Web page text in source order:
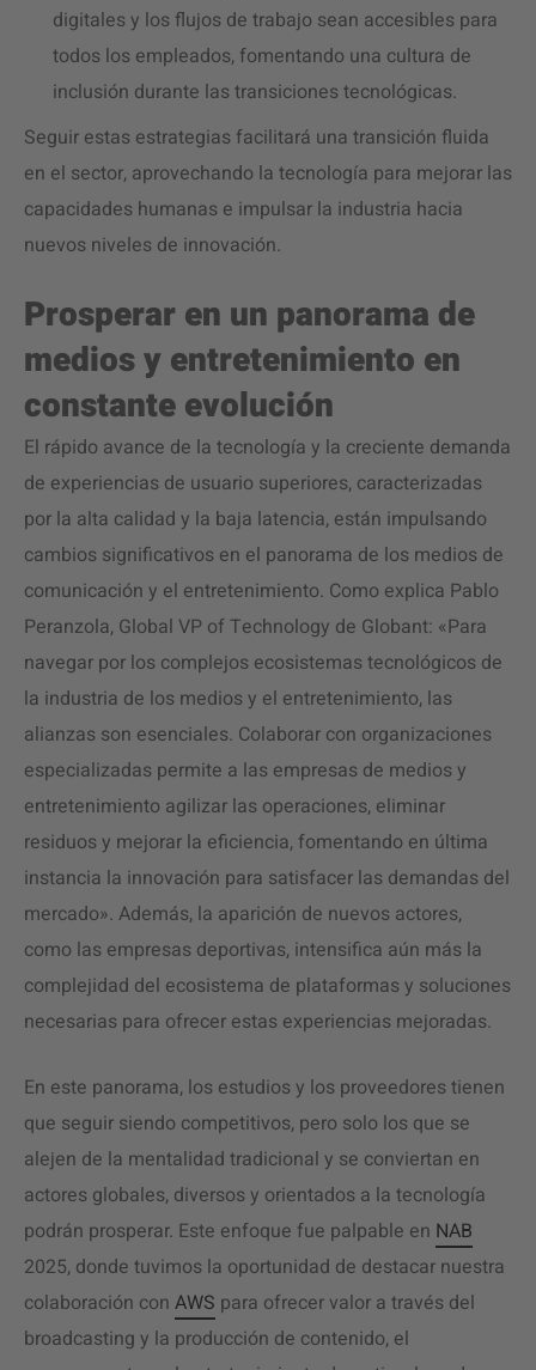
digitales y los flujos de trabajo sean accesibles para
todos los empleados, fomentando una cultura de
inclusión durante las transiciones tecnológicas.
Seguir estas estrategias facilitará una transición fluida
en el sector, aprovechando la tecnología para mejorar las
capacidades humanas e impulsar la industria hacia
nuevos niveles de innovación.
Prosperar en un panorama de
medios y entretenimiento en
constante evolución
El rápido avance de la tecnología y la creciente demanda
de experiencias de usuario superiores, caracterizadas
por la alta calidad y la baja latencia, están impulsando
cambios significativos en el panorama de los medios de
comunicación y el entretenimiento. Como explica Pablo
Peranzola, Global VP of Technology de Globant: «Para
navegar por los complejos ecosistemas tecnológicos de
la industria de los medios y el entretenimiento, las
alianzas son esenciales. Colaborar con organizaciones
especializadas permite a las empresas de medios y
entretenimiento agilizar las operaciones, eliminar
residuos y mejorar la eficiencia, fomentando en última
instancia la innovación para satisfacer las demandas del
mercado». Además, la aparición de nuevos actores,
como las empresas deportivas, intensifica aún más la
complejidad del ecosistema de plataformas y soluciones
necesarias para ofrecer estas experiencias mejoradas.
En este panorama, los estudios y los proveedores tienen
que seguir siendo competitivos, pero solo los que se
alejen de la mentalidad tradicional y se conviertan en
actores globales, diversos y orientados a la tecnología
podrán prosperar. Este enfoque fue palpable en NAB
2025, donde tuvimos la oportunidad de destacar nuestra
colaboración con AWS para ofrecer valor a través del
broadcasting y la producción de contenido, el